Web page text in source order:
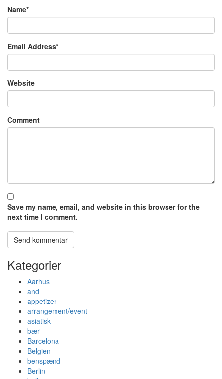
Name*
Email Address*
Website
Comment
Save my name, email, and website in this browser for the
next time I comment.
Kategorier
Aarhus
and
appetizer
arrangement/event
asiatisk
bær
Barcelona
Belgien
benspænd
Berlin